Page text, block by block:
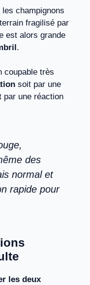
champignons
fragilisé par
est alors grande
.
coupable très
soit par une
par une réaction
des
normal et
rapide pour
les deux